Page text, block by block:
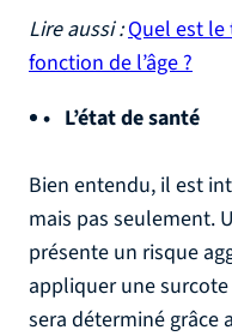
Lire aussi :Quel est le
fonction de l’âge ?
L’état de santé
Bien entendu, il est
mais pas seulement.
présente un risque
appliquer une surcote
sera déterminé grâce